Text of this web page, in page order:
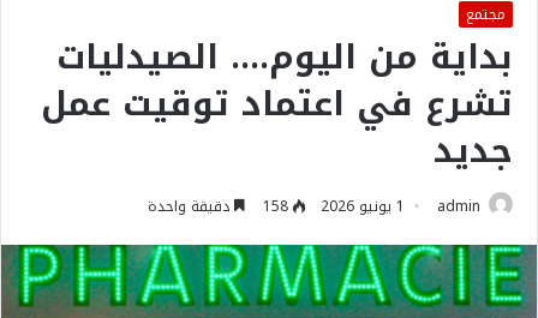
مجتمع
بداية من اليوم…. الصيدليات
تشرع في اعتماد توقيت عمل
جديد
admin 1 يونيو 2026 158 دقيقة واحدة